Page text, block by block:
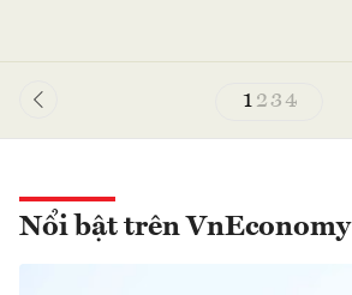
1 23 4
Nổi bật trên VnEconomy